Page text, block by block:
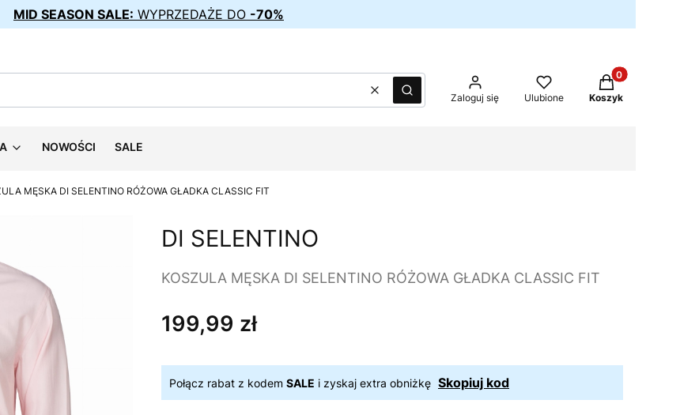
MID SEASON SALE: WYPRZEDAŻE DO -70%
WyczyśćSzukaj Zaloguj się Ulubione
Produkty w
Koszyk
NOWOŚCI SALE
MĘSKA DI SELENTINO RÓŻOWA GŁADKA CLASSIC FIT
DI SELENTINO
KOSZULA MĘSKA DI SELENTINO RÓŻOWA GŁADKA CLASSIC FIT
Cena
199,99 zł
Połącz rabat z kodem SALE i zyskaj extra obniżkę Skopiuj kod